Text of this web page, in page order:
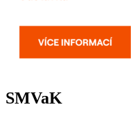
SMVaK